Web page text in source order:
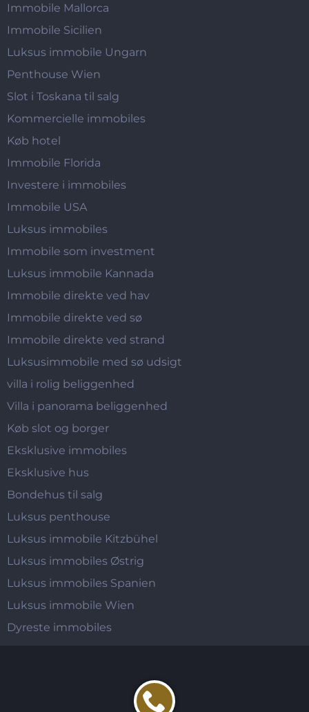
Immobile Mallorca
Immobile Sicilien
Luksus immobile Ungarn
Penthouse Wien
Slot i Toskana til salg
Kommercielle immobiles
Køb hotel
Immobile Florida
Investere i immobiles
Immobile USA
Luksus immobiles
Immobile som investment
Luksus immobile Kannada
Immobile direkte ved hav
Immobile direkte ved sø
Immobile direkte ved strand
Luksusimmobile med sø udsigt
villa i rolig beliggenhed
Villa i panorama beliggenhed
Køb slot og borger
Eksklusive immobiles
Eksklusive hus
Bondehus til salg
Luksus penthouse
Luksus immobile Kitzbühel
Luksus immobiles Østrig
Luksus immobiles Spanien
Luksus immobile Wien
Dyreste immobiles